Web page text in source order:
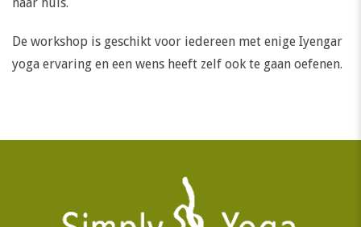
De workshop is geschikt voor iedereen met enige Iyengar
yoga ervaring en een wens heeft zelf ook te gaan oefenen.